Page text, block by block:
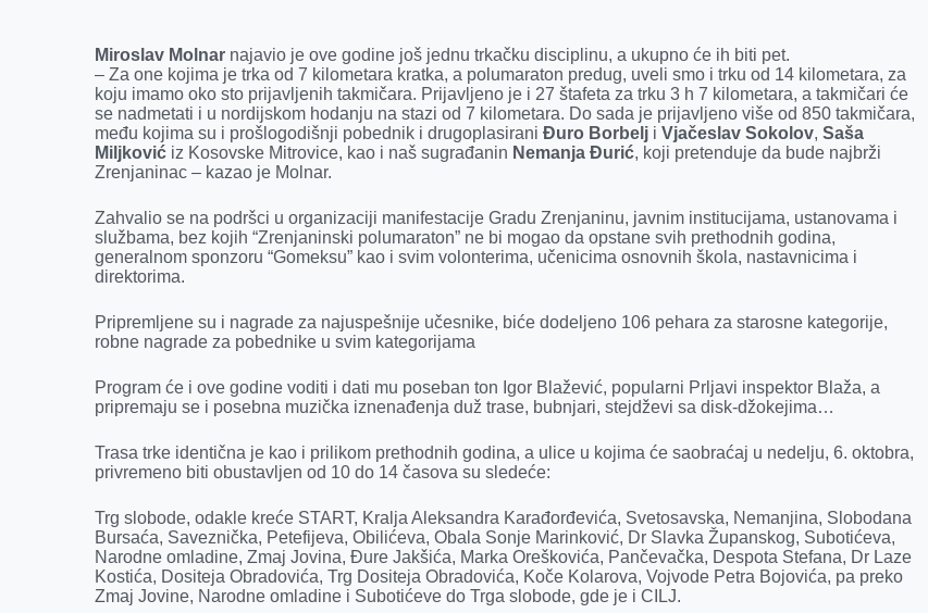
Miroslav Molnar najavio je ove godine još jednu trkačku disciplinu, a ukupno će ih biti pet.
– Za one kojima je trka od 7 kilometara kratka, a polumaraton predug, uveli smo i trku od 14 kilometara, za
koju imamo oko sto prijavljenih takmičara. Prijavljeno je i 27 štafeta za trku 3 h 7 kilometara, a takmičari će
se nadmetati i u nordijskom hodanju na stazi od 7 kilometara. Do sada je prijavljeno više od 850 takmičara,
među kojima su i prošlogodišnji pobednik i drugoplasiraniĐuro Borbelj iVjačeslav Sokolov,Saša
Miljković iz Kosovske Mitrovice, kao i naš sugrađanin Nemanja Đurić, koji pretenduje da bude najbrži
Zrenjaninac – kazao je Molnar.
Zahvalio se na podršci u organizaciji manifestacije Gradu Zrenjaninu, javnim institucijama, ustanovama i
službama, bez kojih “Zrenjaninski polumaraton” ne bi mogao da opstane svih prethodnih godina,
generalnom sponzoru “Gomeksu” kao i svim volonterima, učenicima osnovnih škola, nastavnicima i
direktorima.
Pripremljene su i nagrade za najuspešnije učesnike, biće dodeljeno 106 pehara za starosne kategorije,
robne nagrade za pobednike u svim kategorijama
Program će i ove godine voditi i dati mu poseban ton Igor Blažević, popularni Prljavi inspektor Blaža, a
pripremaju se i posebna muzička iznenađenja duž trase, bubnjari, stejdževi sa disk-džokejima…
Trasa trke identična je kao i prilikom prethodnih godina, a ulice u kojima će saobraćaj u nedelju, 6. oktobra,
privremeno biti obustavljen od 10 do 14 časova su sledeće:
Trg slobode, odakle kreće START, Kralja Aleksandra Karađorđevića, Svetosavska, Nemanjina, Slobodana
Bursaća, Saveznička, Petefijeva, Obilićeva, Obala Sonje Marinković, Dr Slavka Županskog, Subotićeva,
Narodne omladine, Zmaj Jovina, Đure Jakšića, Marka Oreškovića, Pančevačka, Despota Stefana, Dr Laze
Kostića, Dositeja Obradovića, Trg Dositeja Obradovića, Koče Kolarova, Vojvode Petra Bojovića, pa preko
Zmaj Jovine, Narodne omladine i Subotićeve do Trga slobode, gde je i CILJ.